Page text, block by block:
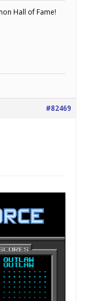
Hall of Fame!
#82469